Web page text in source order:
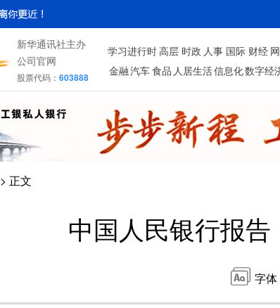
新华通讯社主办
公司官网
股票代码： 603888
学习进行时高层 时政 人事 国际 财经
金融汽车食品 人居生活信息化数字经
> 正文
中国人民银行报
字体